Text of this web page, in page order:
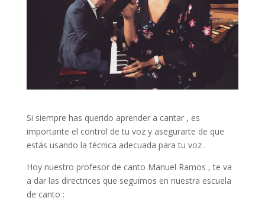
Si siempre has querido aprender a cantar , es
importante el control de tu voz y asegurarte de que
estás usando la técnica adecuada para tu voz .
Hoy nuestro profesor de canto Manuel Ramos , te va
a dar las directrices que seguimos en nuestra escuela
de canto :